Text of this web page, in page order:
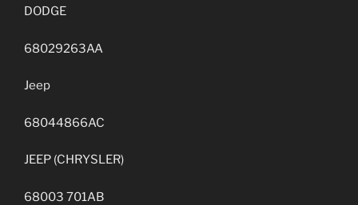
DODGE
68029263AA
Jeep
68044866AC
JEEP (CHRYSLER)
68003 701AB